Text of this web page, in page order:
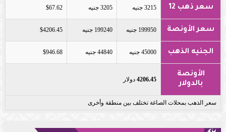
سعر ذهب 12 3215 جنيه 3205 جنيه $67.62
سعر الأونصة 199950 جنيه 199240 جنيه $4206.45
الجنيه الذهب 45000 جنيه 44840 جنيه $946.68
الأونصة
بالدولار
4206.45 دولار
سعر الذهب بمحلات الصاغة تختلف بين منطقة وأخرى